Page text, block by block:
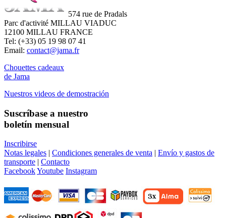
574 rue de Pradals
Parc d'activité MILLAU VIADUC
12100 MILLAU FRANCE
Tel: (+33) 05 19 98 07 41
Email: contact@jama.fr
Chouettes cadeaux
de Jama
Nuestros videos de demostración
Suscríbase a nuestro
boletín mensual
Inscribirse
Notas legales | Condiciones generales de venta | Envío y gastos de
transporte | Contacto
FacebookYoutube Instagram